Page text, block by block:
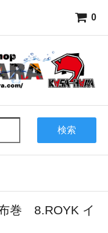
0
検索
巻 8.ROYK イ